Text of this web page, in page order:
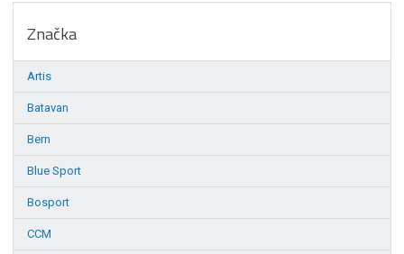
Značka
Artis
Batavan
Bern
Blue Sport
Bosport
CCM